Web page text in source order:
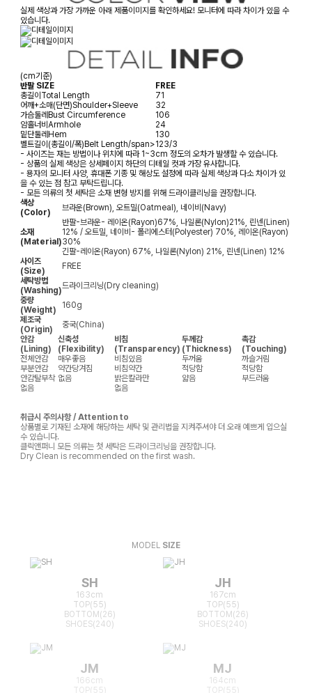
실제 색상과 가장 가까운 아래 제품이미지를 확인하세요! 모니터에 따라 차이가 있을 수
있습니다.
(cm기준)
반팔 SIZE
FREE
총길이Total Length
71
어깨+소매(단면)Shoulder+Sleeve
32
가슴둘레Bust Circumference
106
암홀너비Armhole
24
밑단둘레Hem
130
벨트길이(총길이/폭)Belt Length/span>123/3
- 사이즈는 재는 방법이나 위치에 따라 1~3cm 정도의 오차가 발생할 수 있습니다.
- 상품의 실제 색상은 상세페이지 하단의 디테일 컷과 가장 유사합니다.
- 용자의 모니터 사양, 휴대폰 기종 및 해상도 설정에 따라 실제 색상과 다소 차이가 있
을 수 있는 점 참고 부탁드립니다.
- 모든 의류의 첫 세탁은 소재 변형 방지를 위해 드라이클리닝을 권장합니다.
색상
(Color)
브라운(Brown), 오트밀(Oatmeal), 네이비(Navy)
소재
(Material)
반팔-브라운- 레이온(Rayon)67%, 나일론(Nylon)21%, 린넨(Linen)
12% / 오트밀, 네이비- 폴리에스터(Polyester) 70%, 레이온(Rayon)
30%
긴팔-레이온(Rayon) 67%, 나일론(Nylon) 21%, 린넨(Linen) 12%
사이즈
(Size)
FREE
세탁방법
(Washing)드라이크리닝(Dry cleaning)
중량
(Weight)
160g
제조국
(Origin)
중국(China)
안감
(Lining)
신축성
(Flexibility)
비침
(Transparency)
두께감
(Thickness)
촉감
(Touching)
전체안감
매우좋음 비침있음 두꺼움
까슬거림
부분안감
약간당겨짐 비침약간 적당함
적당함
안감탈부착 없음 밝은칼라만 얇음
부드러움
없음
없음
취급시 주의사항 / Attention to
상품별로 기재된 소재에 해당하는 세탁 및 관리법을 지켜주셔야 더 오래 예쁘게 입으실
수 있습니다.
클릭앤퍼니 모든 의류는 첫 세탁은 드라이크리닝을 권장합니다.
Dry Clean is recommended on the first wash.
MODEL SIZE
SH
163cm
TOP(55)
BOTTOM(26)
SHOES(240)
JH
167cm
TOP(55)
BOTTOM(26)
SHOES(240)
JM
166cm
TOP(55)
MJ
164cm
TOP(55)